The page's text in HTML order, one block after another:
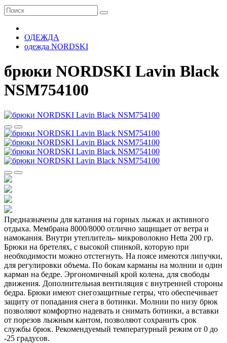
ОДЕЖДА
одежда NORDSKI
брюки NORDSKI Lavin Black
NSM754100
Предназначены для катания на горных лыжах и активного
отдыха. Мембрана 8000/8000 отлично защищает от ветра и
намокания. Внутри утеплитель- микроволокно Hetta 200 гр.
Брюки на бретелях, с высокой спинкой, которую при
необходимости можно отстегнуть. На поясе имеются липучки,
для регулировки объема. По бокам карманы на молнии и один
карман на бедре. Эргономичный крой колена, для свободы
движения. Дополнительная вентиляция с внутренней стороны
бедра. Брюки имеют снегозащитные гетры, что обеспечивает
защиту от попадания снега в ботинки. Молнии по низу брюк
позволяют комфортно надевать и снимать ботинки, а вставки
от порезов лыжным кантом, позволяют сохранить срок
службы брюк. Рекомендуемый температурный режим от 0 до
-25 градусов.